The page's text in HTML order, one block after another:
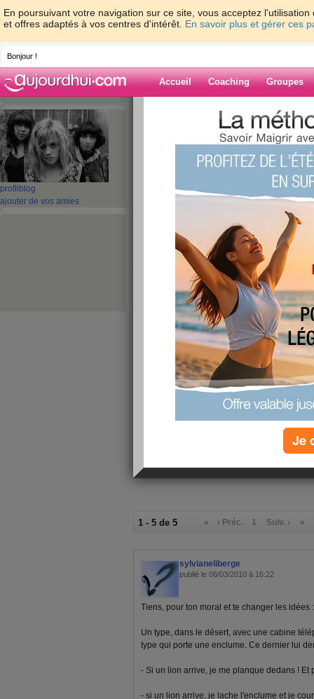
En poursuivant votre navigation sur ce site, vous acceptez
et offres adaptés à vos centres d'intérêt. En savoir plus et gérer ces
Bonjour !
Accueil Coaching Groupes
profil blog
ajouter de vos amies
> > Désolée
Blog de
Désolée
Je suis désolée, d'avoir jouer les
je ne vais encore pas bien, mais avec les
un peu d'enthousiaste pr pvoir au moins
Mon programme je crois ke je dois le revoir,vu
tantot méga enragée ou/et angoissée)je n'ai
Niveau poids , au lieu d'avoir perdu, j'ai
boulotte ds ma vie.
Mon ventre m'inquiète..et le reste me
Merci à toutes celles qui st passées, et qui ont
Je vous embrasse.
1 - 5 de 5 « ‹ Préc. 1 Suiv. › »
sylvianeliberge
publié le 06/03/2010 à 16:22
Tiens, pour ton moral et te changer les idées
Un type, dans le désert, avec une cabine
type qui porte une enclume. Ce dernier lui
- Si un lion arrive, je me planque dedans ! Et
- si un lion arrive, je lache l'enclume et je
Je